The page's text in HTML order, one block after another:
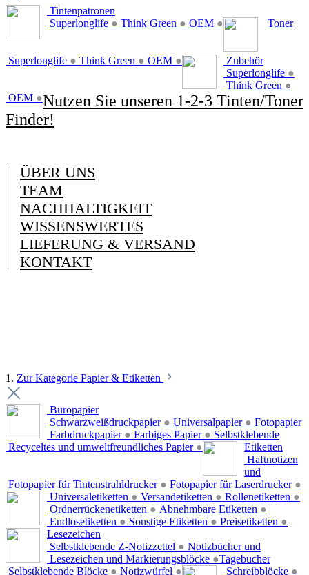
Tintenpatronen
Superlonglife ● Think Green ● OEM ● Toner
Superlonglife ● Think Green ● OEM ●
Zubehör
Superlonglife ●
Think Green ●
OEM ●Nutzen Sie unseren 1-2-3 Tinten/Toner
Finder!
ÜBER UNS
TEAM
NACHHALTIGKEIT
WISSENSWERTES
LIEFERUNG & VERSAND
KONTAKT
1. Zur Kategorie Papier & Etiketten
Büropapier
Schwarzweißdruckpapier ● Universalpapier ●
Farbdruckpapier ● Farbiges Papier ●
Recyceltes und umweltfreundliches Papier ●
Fotopapier
Fotopapier für Tintenstrahldrucker ● Fotopapier für Laserdrucker ●
Selbstklebende
Etiketten
Universaletiketten ● Versandetiketten ● Rollenetiketten ●
Ordnerrückenetiketten ● Abnehmbare Etiketten ●
Endlosetiketten ● Sonstige Etiketten ● Preisetiketten ●
Haftnotizen
und
Lesezeichen
Selbstklebende Z-Notizzettel ●
Lesezeichen und Markierungsblöcke ●
Selbstklebende Blöcke ● Notizwürfel ●
Notizbücher und
Tagebücher
Schreibblöcke ●